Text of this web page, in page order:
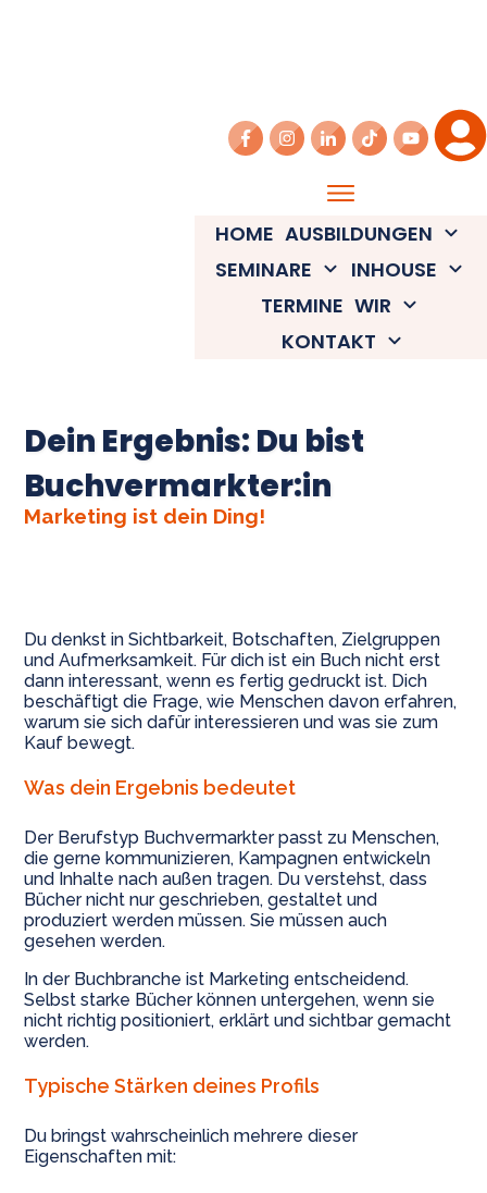
HOME AUSBILDUNGEN
SEMINARE
INHOUSE
TERMINE WIR
KONTAKT
Dein Ergebnis: Du bist
Buchvermarkter:in
Marketing ist dein Ding!
Du denkst in Sichtbarkeit, Botschaften, Zielgruppen
und Aufmerksamkeit. Für dich ist ein Buch nicht erst
dann interessant, wenn es fertig gedruckt ist. Dich
beschäftigt die Frage, wie Menschen davon erfahren,
warum sie sich dafür interessieren und was sie zum
Kauf bewegt.
Was dein Ergebnis bedeutet
Der Berufstyp Buchvermarkter passt zu Menschen,
die gerne kommunizieren, Kampagnen entwickeln
und Inhalte nach außen tragen. Du verstehst, dass
Bücher nicht nur geschrieben, gestaltet und
produziert werden müssen. Sie müssen auch
gesehen werden.
In der Buchbranche ist Marketing entscheidend.
Selbst starke Bücher können untergehen, wenn sie
nicht richtig positioniert, erklärt und sichtbar gemacht
werden.
Typische Stärken deines Profils
Du bringst wahrscheinlich mehrere dieser
Eigenschaften mit: